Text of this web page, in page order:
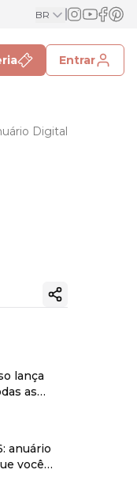
BR
Entrar
Digital
Copiar link
lança
as
anuário
você